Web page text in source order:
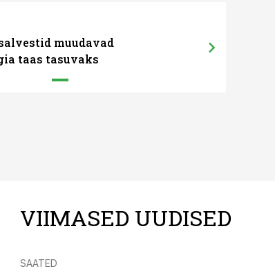
muudavad
taas tasuvaks
VIIMASED UUDISED
SAATED